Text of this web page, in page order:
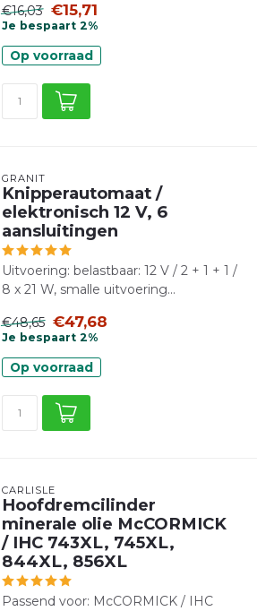
€16,03 €15,71
Je bespaart 2%
Op voorraad
GRANIT
Knipperautomaat /
elektronisch 12 V, 6
aansluitingen
Uitvoering: belastbaar: 12 V / 2 + 1 + 1 /
8 x 21 W, smalle uitvoering...
€48,65 €47,68
Je bespaart 2%
Op voorraad
CARLISLE
Hoofdremcilinder
minerale olie McCORMICK
/ IHC 743XL, 745XL,
844XL, 856XL
Passend voor: McCORMICK / IHC